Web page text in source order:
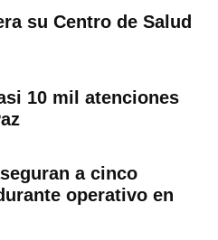
su Centro de Salud
10 mil atenciones
a cinco
operativo en